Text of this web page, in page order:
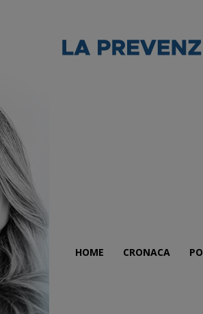
HOME CRONACA